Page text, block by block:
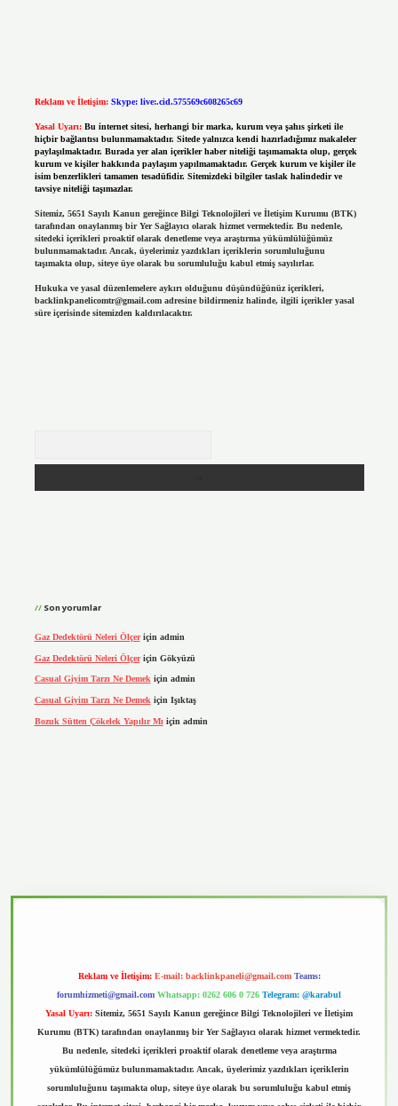
Reklam ve İletişim: Skype: live:.cid.575569c608265c69
Yasal Uyarı: Bu internet sitesi, herhangi bir marka, kurum veya şahıs şirketi ile
hiçbir bağlantısı bulunmamaktadır. Sitede yalnızca kendi hazırladığımız makaleler
paylaşılmaktadır. Burada yer alan içerikler haber niteliği taşımamakta olup, gerçek
kurum ve kişiler hakkında paylaşım yapılmamaktadır. Gerçek kurum ve kişiler ile
isim benzerlikleri tamamen tesadüfidir. Sitemizdeki bilgiler taslak halindedir ve
tavsiye niteliği taşımazlar.
Sitemiz, 5651 Sayılı Kanun gereğince Bilgi Teknolojileri ve İletişim Kurumu (BTK)
tarafından onaylanmış bir Yer Sağlayıcı olarak hizmet vermektedir. Bu nedenle,
sitedeki içerikleri proaktif olarak denetleme veya araştırma yükümlülüğümüz
bulunmamaktadır. Ancak, üyelerimiz yazdıkları içeriklerin sorumluluğunu
taşımakta olup, siteye üye olarak bu sorumluluğu kabul etmiş sayılırlar.
Hukuka ve yasal düzenlemelere aykırı olduğunu düşündüğünüz içerikleri,
backlinkpanelicomtr@gmail.comadresine bildirmeniz halinde, ilgili içerikler yasal
süre içerisinde sitemizden kaldırılacaktır.
Son yorumlar
Gaz Dedektörü Neleri Ölçeriçin admin
Gaz Dedektörü Neleri Ölçeriçin Gökyüzü
Casual Giyim Tarzı Ne Demekiçin admin
Casual Giyim Tarzı Ne Demek için Işıktaş
Bozuk Sütten Çökelek Yapılır Mı için admin
Reklam ve İletişim: E-mail: backlinkpaneli@gmail.com Teams:
forumhizmeti@gmail.com Whatsapp: 0262 606 0 726 Telegram: @karabul
Yasal Uyarı: Sitemiz, 5651 Sayılı Kanun gereğince Bilgi Teknolojileri ve İletişim
Kurumu (BTK) tarafından onaylanmış bir Yer Sağlayıcı olarak hizmet vermektedir.
Bu nedenle, sitedeki içerikleri proaktif olarak denetleme veya araştırma
yükümlülüğümüz bulunmamaktadır. Ancak, üyelerimiz yazdıkları içeriklerin
sorumluluğunu taşımakta olup, siteye üye olarak bu sorumluluğu kabul etmiş